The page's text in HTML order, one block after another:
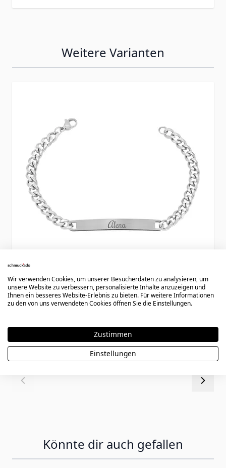
Weitere Varianten
Armband Edelstahl mit Gravurplatte -
1856
Könnte dir auch gefallen
Wir verwenden Cookies, um unserer Besucherdaten zu analysieren, um
unsere Website zu verbessern, personalisierte Inhalte anzuzeigen und
Ihnen ein besseres Website-Erlebnis zu bieten. Für weitere Informationen
zu den von uns verwendeten Cookies öffnen Sie die Einstellungen.
Zustimmen
Einstellungen